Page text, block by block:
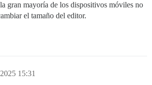
gran mayoría de los dispositivos móviles no
el tamaño del editor.
15:31